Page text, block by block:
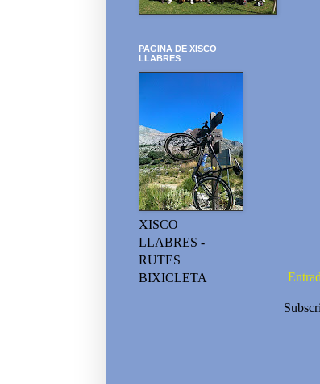
PAGINA DE XISCO
LLABRES
XISCO
LLABRES -
RUTES
BIXICLETA